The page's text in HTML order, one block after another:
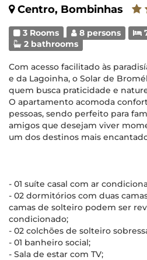
Centro, Bombinhas
3 Rooms 8 persons
2 bathrooms
Com acesso facilitado às
e da Lagoinha, o Solar de
quem busca praticidade e
O apartamento acomoda
pessoas, sendo perfeito para
amigos que desejam viver
um dos destinos mais
- 01 suíte casal com ar
- 02 dormitórios com duas
camas de solteiro podem ser
condicionado;
- 02 colchões de solteiro
- 01 banheiro social;
- Sala de estar com TV;